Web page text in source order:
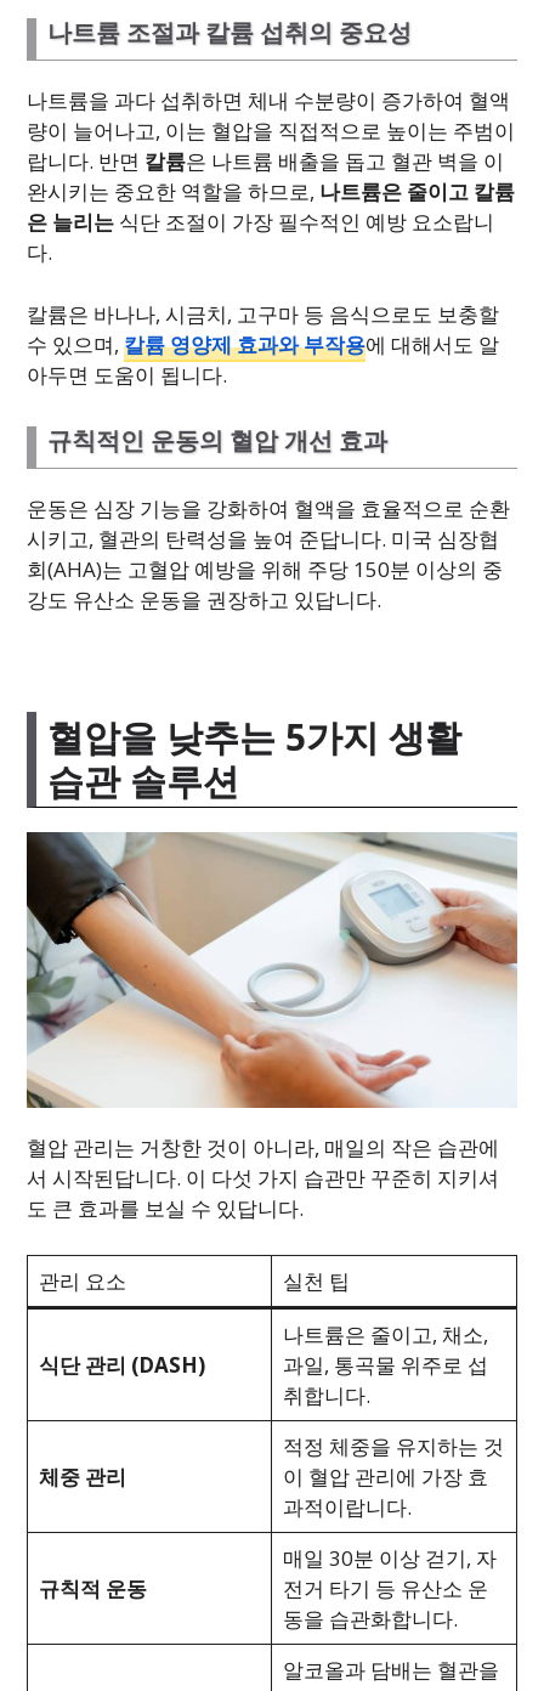
나트륨 조절과 칼륨 섭취의 중요성
나트륨을 과다 섭취하면 체내 수분량이 증가하여 혈액
량이 늘어나고, 이는 혈압을 직접적으로 높이는 주범이
랍니다. 반면 칼륨은 나트륨 배출을 돕고 혈관 벽을 이
완시키는 중요한 역할을 하므로, 나트륨은 줄이고 칼륨
은 늘리는 식단 조절이 가장 필수적인 예방 요소랍니
다.
칼륨은 바나나, 시금치, 고구마 등 음식으로도 보충할
수 있으며, 칼륨 영양제 효과와 부작용에 대해서도 알
아두면 도움이 됩니다.
규칙적인 운동의 혈압 개선 효과
운동은 심장 기능을 강화하여 혈액을 효율적으로 순환
시키고, 혈관의 탄력성을 높여 준답니다. 미국 심장협
회(AHA)는 고혈압 예방을 위해 주당 150분 이상의 중
강도 유산소 운동을 권장하고 있답니다.
혈압을 낮추는 5가지 생활
습관 솔루션
혈압 관리는 거창한 것이 아니라, 매일의 작은 습관에
서 시작된답니다. 이 다섯 가지 습관만 꾸준히 지키셔
도 큰 효과를 보실 수 있답니다.
관리 요소 실천 팁
식단 관리 (DASH)
나트륨은 줄이고, 채소,
과일, 통곡물 위주로 섭
취합니다.
체중 관리
적정 체중을 유지하는 것
이 혈압 관리에 가장 효
과적이랍니다.
규칙적 운동
매일 30분 이상 걷기, 자
전거 타기 등 유산소 운
동을 습관화합니다.
알코올과 담배는 혈관을